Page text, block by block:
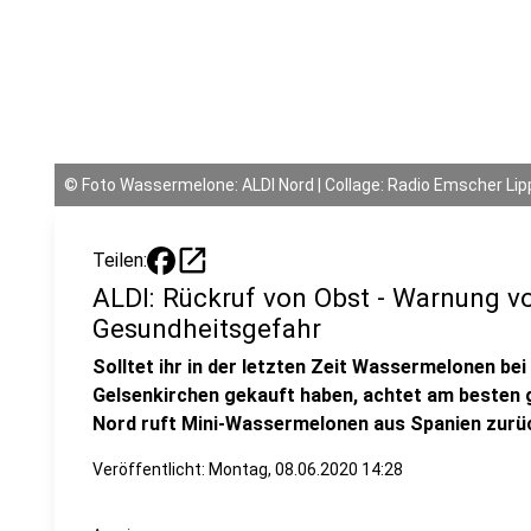
© Foto Wassermelone: ALDI Nord | Collage: Radio Emscher
Teilen: open_in_new
ALDI: Rückruf von Obst - Warnung
Gesundheitsgefahr
Solltet ihr in der letzten Zeit Wassermelonen bei
Gelsenkirchen gekauft haben, achtet am besten
Nord ruft Mini-Wassermelonen aus Spanien
Veröffentlicht: Montag, 08.06.2020 14:28